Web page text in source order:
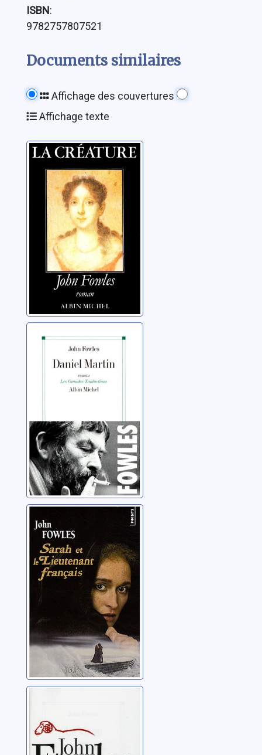
ISBN:
9782757807521
Documents similaires
Affichage des couvertures
Affichage texte
La créature:
roman
Fowles, John
Daniel Martin
Fowles, John
Sarah et le
lieutenant
français: roman
Fowles, John
Fowles, John